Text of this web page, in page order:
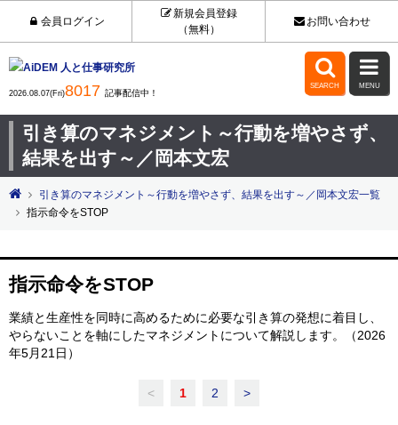
会員ログイン
新規会員登録
（無料）
お問い合わせ
2026.08.07(Fri)8017 記事配信中！

SEARCH

MENU
引き算のマネジメント～行動を増やさず、
結果を出す～／岡本文宏
引き算のマネジメント～行動を増やさず、結果を出す～／岡本文宏一覧
指示命令をSTOP
指示命令をSTOP
業績と生産性を同時に高めるために必要な引き算の発想に着目し、
やらないことを軸にしたマネジメントについて解説します。（2026
年5月21日）
< 1 2 >